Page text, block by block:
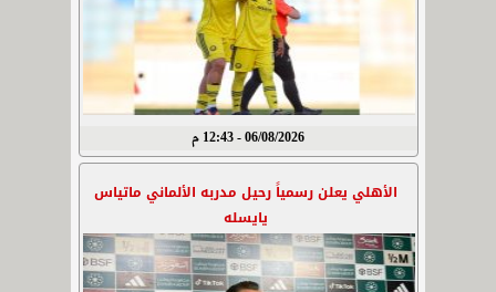
06/08/2026 - 12:43 م
الأهلي يعلن رسمياً رحيل مدربه الألماني ماتياس
يايسله